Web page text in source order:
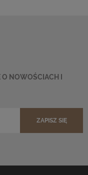
NOWOŚCIACH I
ZAPISZ SIĘ